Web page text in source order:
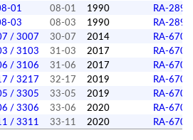
01 08-01 1990
RA-
03 08-03 1990
RA-
/ 3007 30-07 2014
RA-
/ 3103 31-03 2017
RA-
/ 3106 31-06 2017
RA-
/ 3217 32-17 2019
RA-
/ 3305 33-05 2019
RA-
/ 3306 33-06 2020
RA-
/ 3311 33-11 2020 RA-